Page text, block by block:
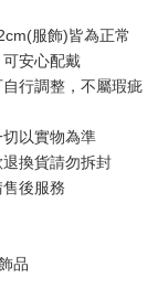
服飾)皆為正常
安心配戴
行調整，不屬瑕疵
以實物為準
換貨請勿拆封
後服務
品